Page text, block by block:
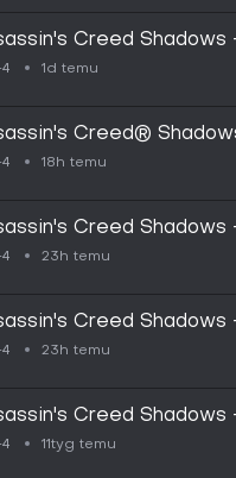
Creed
1d temu
Creed®
18h temu
Creed
23h temu
Creed
23h temu
Creed
11tyg temu